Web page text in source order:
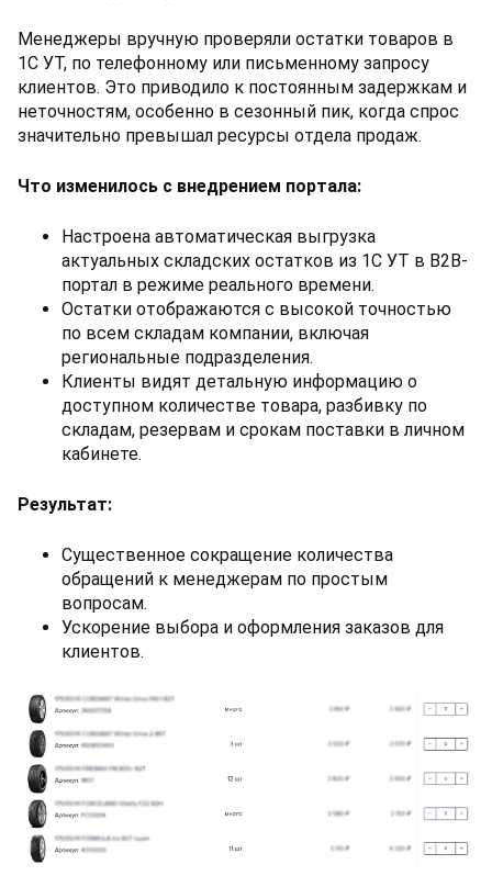
Менеджеры вручную проверяли остатки товаров в
1С УТ, по телефонному или письменному запросу
клиентов. Это приводило к постоянным задержкам и
неточностям, особенно в сезонный пик, когда спрос
значительно превышал ресурсы отдела продаж.
Что изменилось с внедрением портала:
Настроена автоматическая выгрузка
актуальных складских остатков из 1С УТ в B2B-
портал в режиме реального времени.
Остатки отображаются с высокой точностью
по всем складам компании, включая
региональные подразделения.
Клиенты видят детальную информацию о
доступном количестве товара, разбивку по
складам, резервам и срокам поставки в личном
кабинете.
Результат:
Существенное сокращение количества
обращений к менеджерам по простым
вопросам.
Ускорение выбора и оформления заказов для
клиентов.